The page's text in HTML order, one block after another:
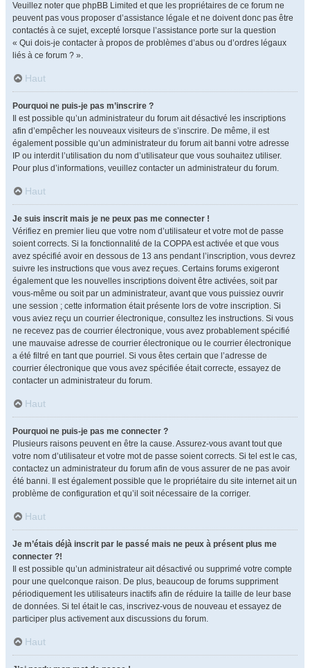
Veuillez noter que phpBB Limited et que les propriétaires de ce forum ne
peuvent pas vous proposer d’assistance légale et ne doivent donc pas être
contactés à ce sujet, excepté lorsque l’assistance porte sur la question
« Qui dois-je contacter à propos de problèmes d’abus ou d’ordres légaux
liés à ce forum ? ».
Haut
Pourquoi ne puis-je pas m’inscrire ?
Il est possible qu’un administrateur du forum ait désactivé les inscriptions
afin d’empêcher les nouveaux visiteurs de s’inscrire. De même, il est
également possible qu’un administrateur du forum ait banni votre adresse
IP ou interdit l’utilisation du nom d’utilisateur que vous souhaitez utiliser.
Pour plus d’informations, veuillez contacter un administrateur du forum.
Haut
Je suis inscrit mais je ne peux pas me connecter !
Vérifiez en premier lieu que votre nom d’utilisateur et votre mot de passe
soient corrects. Si la fonctionnalité de la COPPA est activée et que vous
avez spécifié avoir en dessous de 13 ans pendant l’inscription, vous devrez
suivre les instructions que vous avez reçues. Certains forums exigeront
également que les nouvelles inscriptions doivent être activées, soit par
vous-même ou soit par un administrateur, avant que vous puissiez ouvrir
une session ; cette information était présente lors de votre inscription. Si
vous aviez reçu un courrier électronique, consultez les instructions. Si vous
ne recevez pas de courrier électronique, vous avez probablement spécifié
une mauvaise adresse de courrier électronique ou le courrier électronique
a été filtré en tant que pourriel. Si vous êtes certain que l’adresse de
courrier électronique que vous avez spécifiée était correcte, essayez de
contacter un administrateur du forum.
Haut
Pourquoi ne puis-je pas me connecter ?
Plusieurs raisons peuvent en être la cause. Assurez-vous avant tout que
votre nom d’utilisateur et votre mot de passe soient corrects. Si tel est le cas,
contactez un administrateur du forum afin de vous assurer de ne pas avoir
été banni. Il est également possible que le propriétaire du site internet ait un
problème de configuration et qu’il soit nécessaire de la corriger.
Haut
Je m’étais déjà inscrit par le passé mais ne peux à présent plus me
connecter ?!
Il est possible qu’un administrateur ait désactivé ou supprimé votre compte
pour une quelconque raison. De plus, beaucoup de forums suppriment
périodiquement les utilisateurs inactifs afin de réduire la taille de leur base
de données. Si tel était le cas, inscrivez-vous de nouveau et essayez de
participer plus activement aux discussions du forum.
Haut